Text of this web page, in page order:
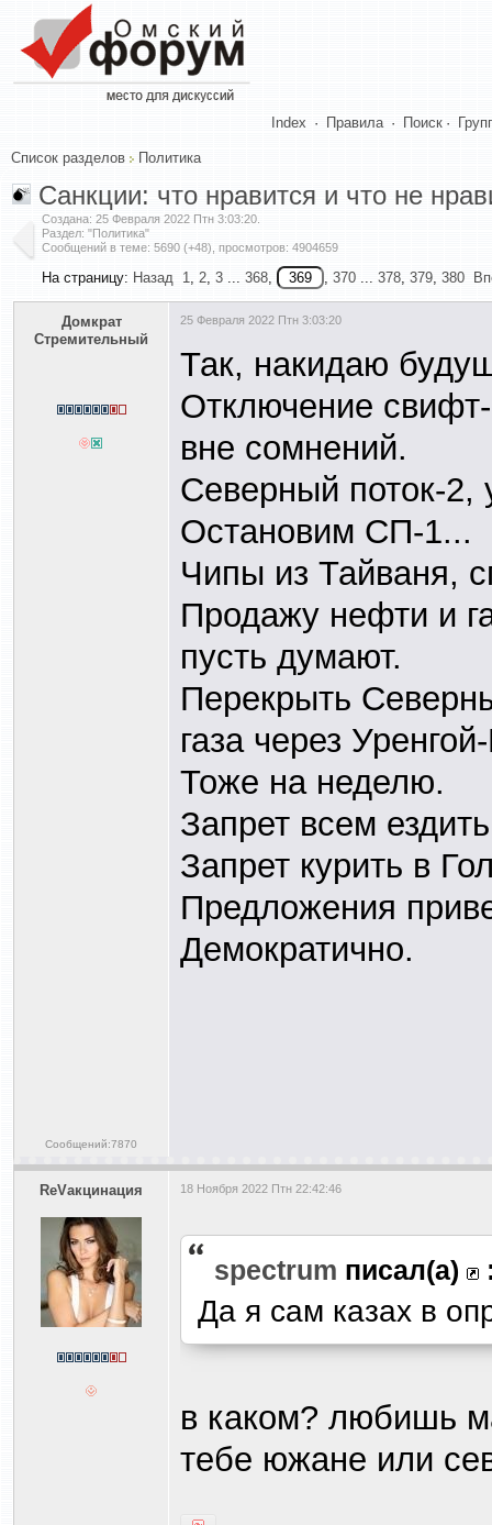
Index · Правила · Поиск ·
Список разделов Политика
Санкции: что нравится и что не
Создана: 25 Февраля 2022 Птн 3:03:20
Раздел: "Политика"
Сообщений в теме: 5690 (+48), просмотров: 4904659
На страницу: Назад 1, 2, 3 ... 368, , 370... 378, 379, 380
Домкрат
Стремительный
Сообщений:7870
25 Февраля 2022 Птн 3:03:20
Так, накидаю
Отключение
вне сомнений.
Северный поток-2,
Остановим СП-1...
Чипы из Тайваня,
Продажу нефти и
пусть думают.
Перекрыть
газа через
Тоже на неделю.
Запрет всем
Запрет курить в
Предложения
Демократично.
ReVакцинация 18 Ноября 2022 Птн 22:42:46
spectrum писал(а)
Да я сам казах в
в каком? любишь
тебе южане или